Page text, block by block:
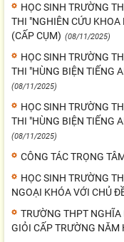
HỌC SINH TRƯỜNG
THI "NGHIÊN CỨU
(CẤP CỤM) (08/11/2025)
HỌC SINH TRƯỜNG
THI "HÙNG BIỆN TIẾNG
(08/11/2025)
HỌC SINH TRƯỜNG
THI "HÙNG BIỆN TIẾNG
(08/11/2025)
CÔNG TÁC TRỌNG
HỌC SINH TRƯỜNG
NGOẠI KHÓA VỚI CHỦ
TRƯỜNG THPT NGHĨA
GIỎI CẤP TRƯỜNG